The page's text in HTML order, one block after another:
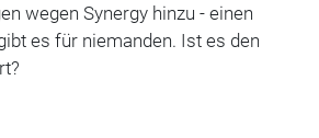
wegen Synergy hinzu - einen
es für niemanden. Ist es den